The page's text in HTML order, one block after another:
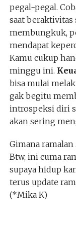
pegal-pegal.
saat beraktivitas
membungkuk,
mendapat
Kamu cukup
minggu ini.
bisa mulai
gak begitu
introspeksi diri
akan sering
Gimana
Btw, ini cuma
supaya hidup
terus update
(*Mika K)